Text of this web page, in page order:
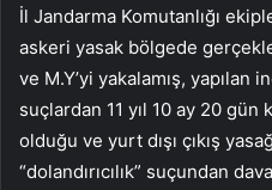
İl Jandarma Komutanlığı
askeri yasak bölgede
ve M.Y’yi yakalamış, yapılan
suçlardan 11 yıl 10 ay 20 gün
olduğu ve yurt dışı çıkış
“dolandırıcılık” suçundan